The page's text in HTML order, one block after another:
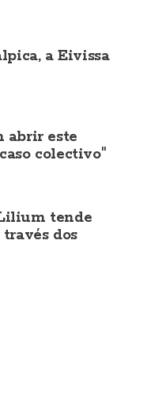
a Eivissa
abrir este
colectivo"
tende
dos